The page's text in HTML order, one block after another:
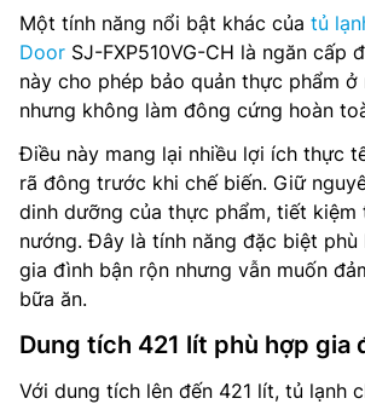
Một tính năng nổi bật khác của tủ
Door SJ-FXP510VG-CH là ngăn cấp
này cho phép bảo quản thực phẩm
nhưng không làm đông cứng hoàn
Điều này mang lại nhiều lợi ích thực
rã đông trước khi chế biến. Giữ
dinh dưỡng của thực phẩm, tiết kiệm
nướng. Đây là tính năng đặc biệt phù
gia đình bận rộn nhưng vẫn muốn
bữa ăn.
Dung tích 421 lít phù hợp gia
Với dung tích lên đến 421 lít, tủ lạnh